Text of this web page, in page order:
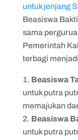
untuk jenjang
Beasiswa
sama
Pemerintah
terbagi
Beasiswa
untuk putra
memajukan
Beasiswa
untuk putra